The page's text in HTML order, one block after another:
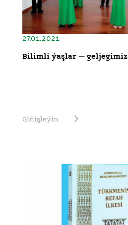
27.01.2021
Bilimli ýaşlar — geljegimiz
Giňişleýin